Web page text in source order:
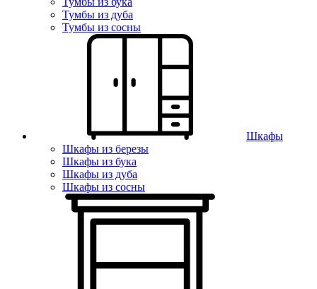
Тумбы из дуба
Тумбы из сосны
Шкафы
Шкафы из березы
Шкафы из бука
Шкафы из дуба
Шкафы из сосны